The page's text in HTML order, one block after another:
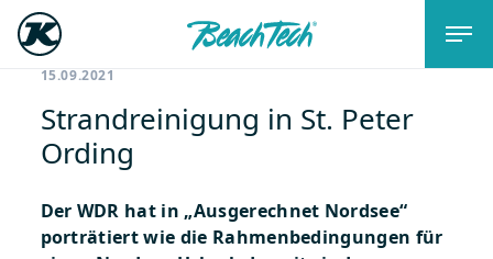
15.09.2021
Strandreinigung in St. Peter
Ording
Der WDR hat in „Ausgerechnet Nordsee“
porträtiert wie die Rahmenbedingungen für